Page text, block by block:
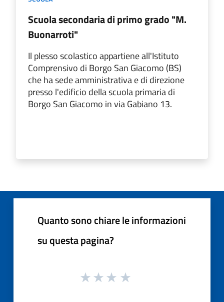
Scuola secondaria di primo grado "M.
Buonarroti"
Il plesso scolastico appartiene all'Istituto
Comprensivo di Borgo San Giacomo (BS)
che ha sede amministrativa e di direzione
presso l'edificio della scuola primaria di
Borgo San Giacomo in via Gabiano 13.
Quanto sono chiare le informazioni
su questa pagina?